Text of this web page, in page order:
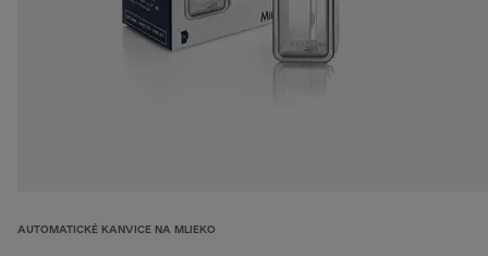
AUTOMATICKÉ KANVICE NA MLIEKO